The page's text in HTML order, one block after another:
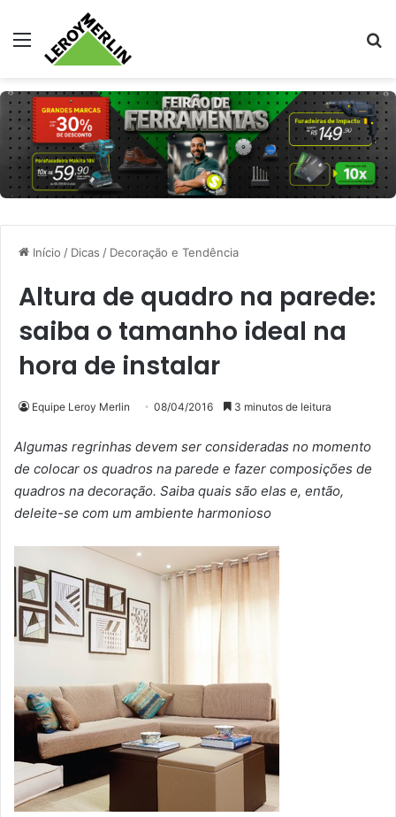
Menu
Início / Dicas / Decoração e Tendência
Altura de quadro na parede:
saiba o tamanho ideal na
hora de instalar
Equipe Leroy Merlin 08/04/2016 3 minutos de leitura
Algumas regrinhas devem ser consideradas no momento
de colocar os quadros na parede e fazer composições de
quadros na decoração. Saiba quais são elas e, então,
deleite-se com um ambiente harmonioso